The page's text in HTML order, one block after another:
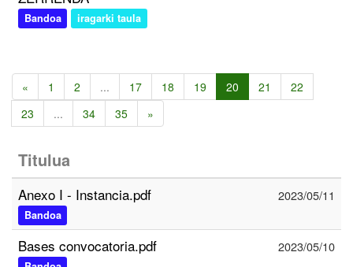
Bandoa iragarki taula
« 1 2 ... 17 18 19 20 21
22
23
... 34 35 »
Titulua
Anexo I - Instancia.pdf
Bandoa
2023/05/11
Bases convocatoria.pdf 2023/05/10